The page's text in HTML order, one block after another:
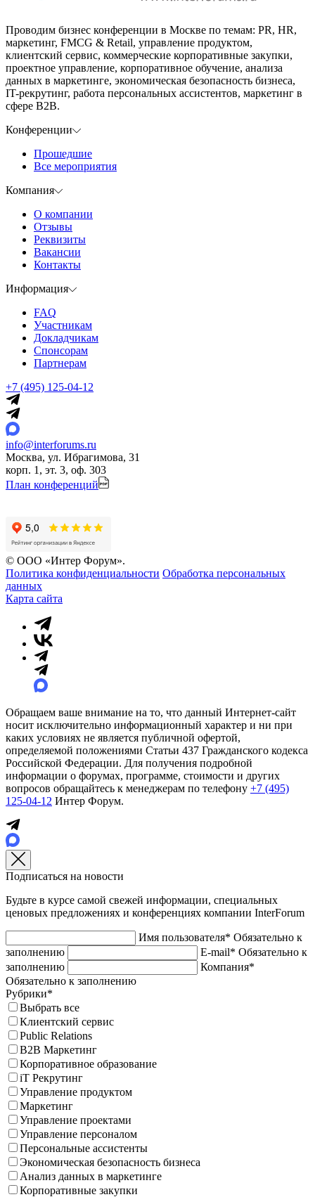
Проводим бизнес конференции в Москве по темам: PR, HR,
маркетинг, FMCG & Retail, управление продуктом,
клиентский сервис, коммерческие корпоративные закупки,
проектное управление, корпоративное обучение, анализа
данных в маркетинге, экономическая безопасность бизнеса,
IT-рекрутинг, работа персональных ассистентов, маркетинг в
сфере B2B.
Конференции
Прошедшие
Все мероприятия
Компания
О компании
Отзывы
Реквизиты
Вакансии
Контакты
Информация
FAQ
Участникам
Докладчикам
Спонсорам
Партнерам
+7 (495) 125-04-12
info@interforums.ru
Москва, ул. Ибрагимова, 31
корп. 1, эт. 3, оф. 303
План конференций
© ООО «Интер Форум».
Политика конфиденциальности Обработка персональных
данных
Карта сайта
Обращаем ваше внимание на то, что данный Интернет-сайт
носит исключительно информационный характер и ни при
каких условиях не является публичной офертой,
определяемой положениями Статьи 437 Гражданского кодекса
Российской Федерации. Для получения подробной
информации о форумах, программе, стоимости и других
вопросов обращайтесь к менеджерам по телефону +7 (495)
125-04-12 Интер Форум.
Подписаться на новости
Будьте в курсе самой свежей информации, специальных
ценовых предложениях и конференциях компании InterForum
Имя пользователя* Обязательно к
заполнению
E-mail* Обязательно к
заполнению
Компания*
Обязательно к заполнению
Рубрики*
Выбрать все
Клиентский сервис
Public Relations
B2B Маркетинг
Корпоративное образование
iT Рекрутинг
Управление продуктом
Маркетинг
Управление проектами
Управление персоналом
Персональные ассистенты
Экономическая безопасность бизнеса
Анализ данных в маркетинге
Корпоративные закупки